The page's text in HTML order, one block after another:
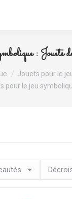
: Jouets
Jouets pour le
pour le jeu